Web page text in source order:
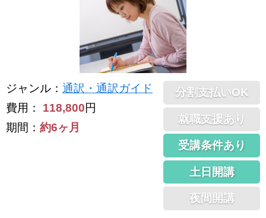
ジャンル ： 通訳・通訳ガイド
費用： 118,800円
期間： 約6ヶ月
分割支払いOK
就職支援あり
受講条件あり
土日開講
夜間開講